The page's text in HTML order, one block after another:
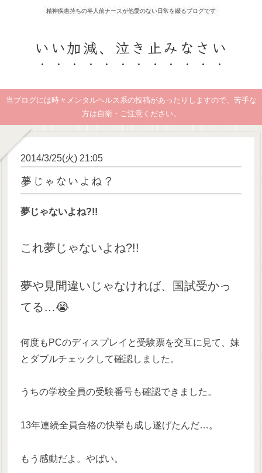
精神疾患持ちの半人前ナースが他愛のない日常を綴るブログです
いい加減、泣き止みなさい
当ブログには時々メンタルヘルス系の投稿があったりしますので、苦手な
方は自衛・ご注意ください。
2014/3/25(火) 21:05
夢じゃないよね？
夢じゃないよね?!!
これ夢じゃないよね?!!
夢や見間違いじゃなければ、国試受かっ
てる…😭
何度もPCのディスプレイと受験票を交互に見て、妹
とダブルチェックして確認しました。
うちの学校全員の受験番号も確認できました。
13年連続全員合格の快挙も成し遂げたんだ…。
もう感動だよ。やばい。